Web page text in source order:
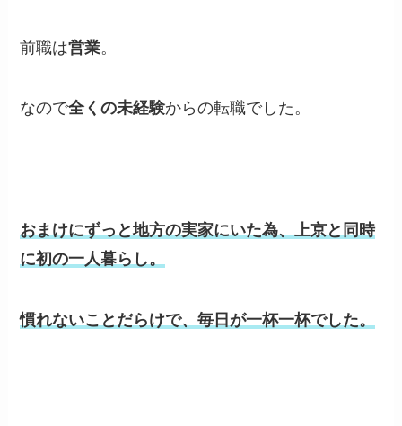
前職は営業。
なので全くの未経験からの転職でした。
おまけにずっと地方の実家にいた為、上京と同時
に初の一人暮らし。
慣れないことだらけで、毎日が一杯一杯でした。